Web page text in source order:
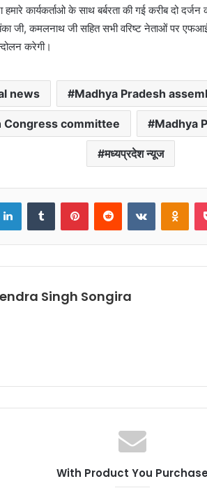
हमारे कार्यकर्ताओ के साथ बर्बरता की गई करीब दो
जी, कमलनाथ जी सहित सभी वरिष्ट नेताओं पर
करेगी।
news Madhya Pradesh
Congress committee Madhya
मध्यप्रदेश न्यूज
LinkedInTumblr PinterestReddit VKontakte
Singh Songira
With Product You